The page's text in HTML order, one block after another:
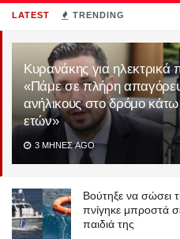
LATEST TRENDING
Κυρανάκης για ηλεκτρικά
«Πάμε σε πλήρη
ανήλικους στο δρόμο
ετών»
3 ΜΉΝΕΣ AGO
Βούτηξε να σώσει
πνίγηκε μπροστά
παιδιά της